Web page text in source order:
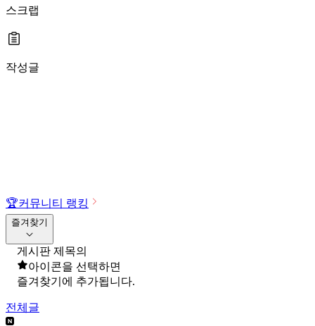
스크랩
작성글
🏆커뮤니티 랭킹
즐겨찾기
게시판 제목의
아이콘을 선택하면
즐겨찾기에 추가됩니다.
전체글